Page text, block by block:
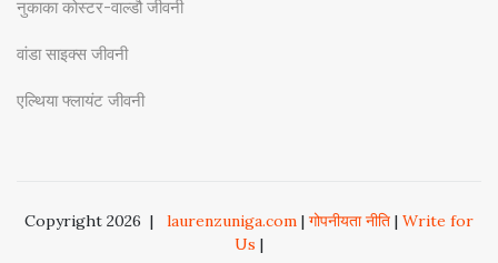
नुकाका कोस्टर-वाल्डौ जीवनी
वांडा साइक्स जीवनी
एल्थिया फ्लायंट जीवनी
Copyright 2026 | laurenzuniga.com | गोपनीयता नीति | Write for
Us |